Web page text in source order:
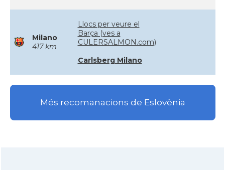
Milano
417 km
Llocs per veure el
Barça (ves a
CULERSALMON.com)
Carlsberg Milano
Més recomanacions de Eslovènia